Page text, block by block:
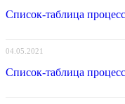
Список-таблица
04.05.2021
Список-таблица